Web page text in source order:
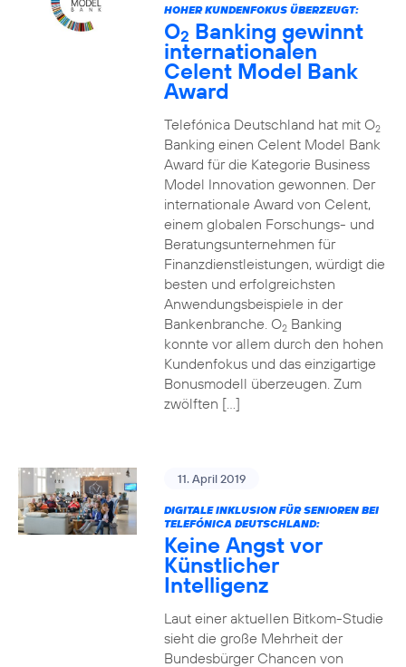
HOHER KUNDENFOKUS ÜBERZEUGT:
O2 Banking gewinnt
internationalen
Celent Model Bank
Award
Telefónica Deutschland hat mit O2
Banking einen Celent Model Bank
Award für die Kategorie Business
Model Innovation gewonnen. Der
internationale Award von Celent,
einem globalen Forschungs- und
Beratungsunternehmen für
Finanzdienstleistungen, würdigt die
besten und erfolgreichsten
Anwendungsbeispiele in der
Bankenbranche. O2Banking
konnte vor allem durch den hohen
Kundenfokus und das einzigartige
Bonusmodell überzeugen. Zum
zwölften […]
11. April 2019
DIGITALE INKLUSION FÜR SENIOREN BEI
TELEFÓNICA DEUTSCHLAND:
Keine Angst vor
Künstlicher
Intelligenz
Laut einer aktuellen Bitkom-Studie
sieht die große Mehrheit der
Bundesbürger Chancen von